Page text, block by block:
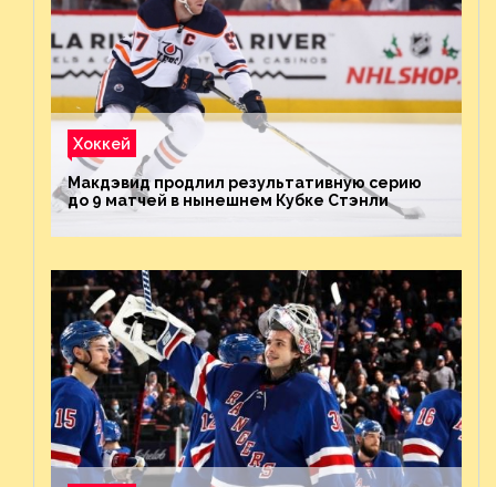
Хоккей
Макдэвид продлил результативную серию
до 9 матчей в нынешнем Кубке Стэнли